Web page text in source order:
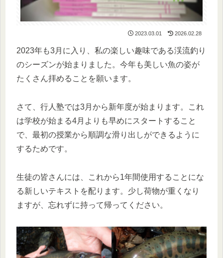
2023.03.01 2026.02.28
2023年も3月に入り、私の楽しい趣味である渓流釣り
のシーズンが始まりました。今年も美しい魚の姿が
たくさん拝めることを願います。
さて、行人塾では3月から新年度が始まります。これ
は学校が始まる4月よりも早めにスタートすること
で、最初の授業から順調な滑り出しができるように
するためです。
生徒の皆さんには、これから1年間使用することにな
る新しいテキストを配ります。少し荷物が重くなり
ますが、忘れずに持って帰ってください。